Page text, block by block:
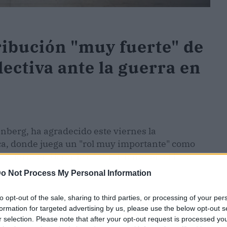
Not Process My Personal Information
opt-out of the sale, sharing to third parties, or processing of your
for targeted advertising by us, please use the below opt-out
selection. Please note that after your opt-out request is processed
"muy fuerte" de
ante la guerra en
ha agradecido este viernes la
donde juega un "rol muy importante" como
guerra en Ucrania o las misiones en el Este
la OTAN de"muchas formas, con muchísimas
Stoltenberg en una entrevista en La Sexta.